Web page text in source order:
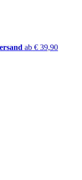
ab € 39,90